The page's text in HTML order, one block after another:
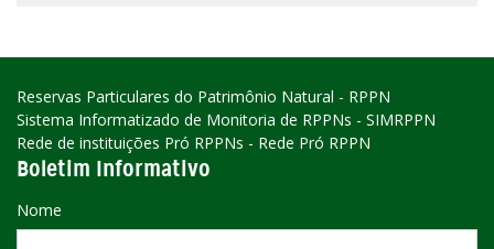
Reservas Particulares do Patrimônio Natural - RPPN
Sistema Informatizado de Monitoria de RPPNs - SIMRPPN
Rede de instituições Pró RPPNs - Rede Pró RPPN
Boletim Informativo
Nome